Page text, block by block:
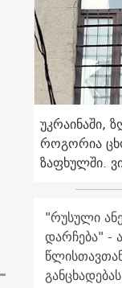
უკრაინაში,
როგორია
ზაფხულში.
"რუსული
დარჩება" -